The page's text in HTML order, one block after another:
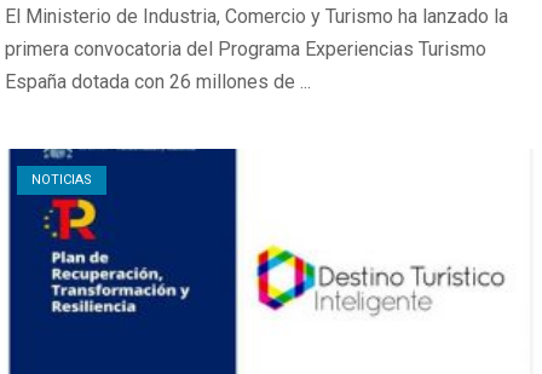
El Ministerio de Industria, Comercio y Turismo ha lanzado la
primera convocatoria del Programa Experiencias Turismo
España dotada con 26 millones de ...
NOTICIAS
Open post